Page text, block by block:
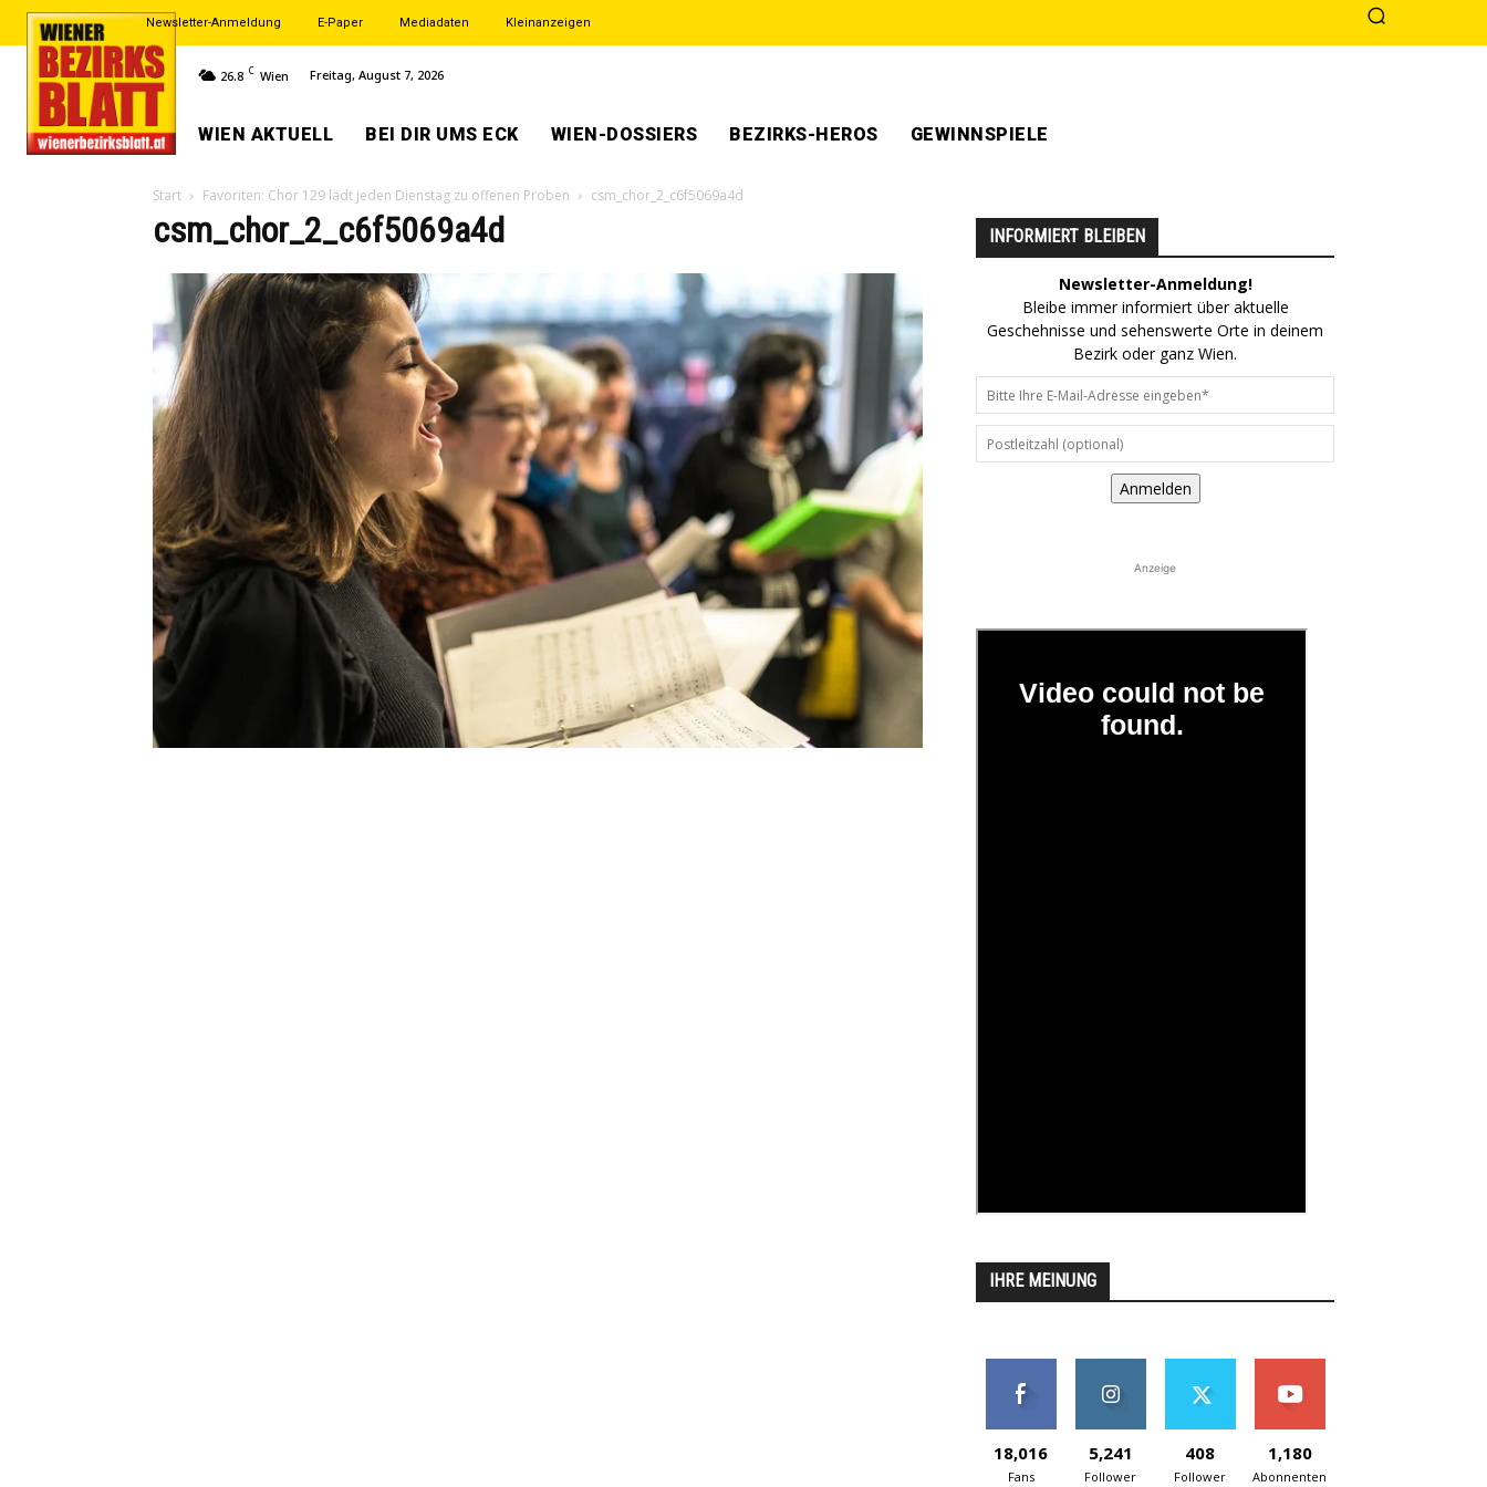
Newsletter-Anmeldung E-Paper Mediadaten Kleinanzeigen
26.8 C Wien Freitag, August 7, 2026
WIEN AKTUELL BEI DIR UMS ECK WIEN-DOSSIERS BEZIRKS-HEROS GEWINNSPIELE
Start Favoriten: Chor 129 lädt jeden Dienstag zu offenen Proben csm_chor_2_c6f5069a4d
csm_chor_2_c6f5069a4d INFORMIERT BLEIBEN
Newsletter-Anmeldung!
Bleibe immer informiert über aktuelle
Geschehnisse und sehenswerte Orte in deinem
Bezirk oder ganz Wien.
Anmelden
Anzeige
IHRE MEINUNG
18,016
Fans
5,241
Follower
408
Follower
1,180
Abonnenten